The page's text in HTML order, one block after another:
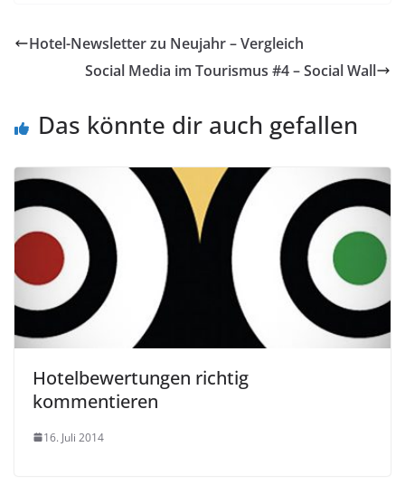
Hotel-Newsletter zu Neujahr – Vergleich
Social Media im Tourismus #4 – Social Wall
Das könnte dir auch gefallen
Hotelbewertungen richtig
kommentieren
16. Juli 2014